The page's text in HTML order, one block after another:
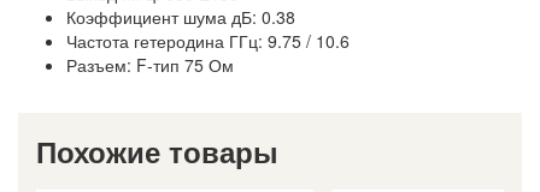
Коэффициент шума дБ: 0.38
Частота гетеродина ГГц: 9.75 / 10.6
Разъем: F-тип 75 Ом
Похожие товары